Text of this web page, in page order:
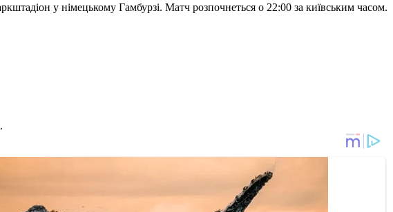
у німецькому Гамбурзі. Матч розпочнеться о 22:00 за київським часом.